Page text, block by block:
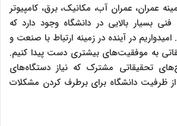
عمران، عمران آب، مکانیک، برق، کامپیوتر
بسیار بالایی در دانشگاه وجود دارد که
در آینده در زمینه‌ ارتباط با صنعت و
به موفقیت‌های بیشتری دست پیدا کنیم.
تحقیقاتی مشترک که نیاز دستگاه‌های
ظرفیت دانشگاه ‌برای برطرف کردن مشکلات